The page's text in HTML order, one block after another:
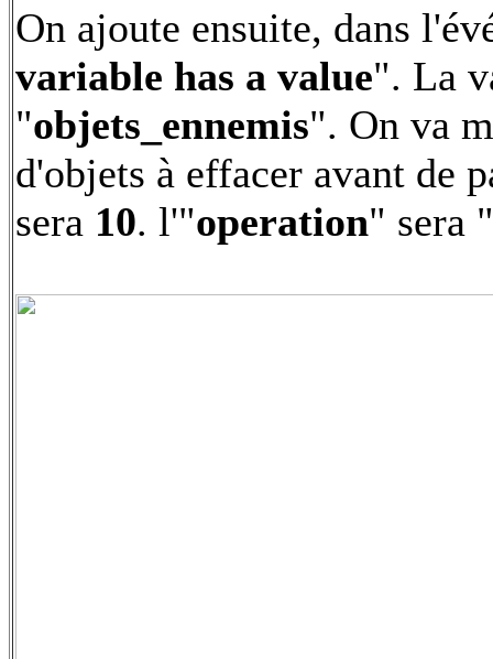
On ajoute ensuite, dans
variable has a value". La
"objets_ennemis". On va
d'objets à effacer avant de
sera 10. l'"operation" sera "